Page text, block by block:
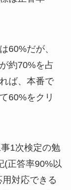
60%だが、
約70%を占
ば、本番で
60%をクリ
1次検定の勉
(正答率90%以
用対応できる